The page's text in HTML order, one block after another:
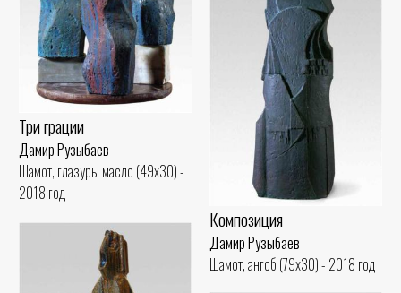
Три грации
Дамир Рузыбаев
Шамот, глазурь, масло (49x30) -
2018 год
Композиция
Дамир Рузыбаев
Шамот, ангоб (79x30) - 2018 год